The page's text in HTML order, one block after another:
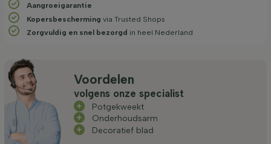
Aangroeigarantie
Kopersbescherming via Trusted Shops
Zorgvuldig en snel bezorgd in heel Nederland
Voordelen
volgens onze specialist
Potgekweekt
Onderhoudsarm
Decoratief blad